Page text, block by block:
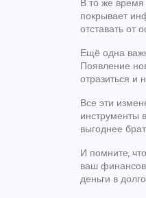
В то же
покрывает
отставать от
Ещё одна
Появление
отразиться и
Все эти
инструменты
выгоднее
И помните,
ваш
деньги в